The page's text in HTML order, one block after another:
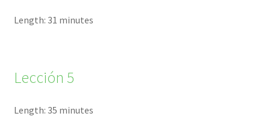
Length: 31 minutes
Lección 5
Length: 35 minutes